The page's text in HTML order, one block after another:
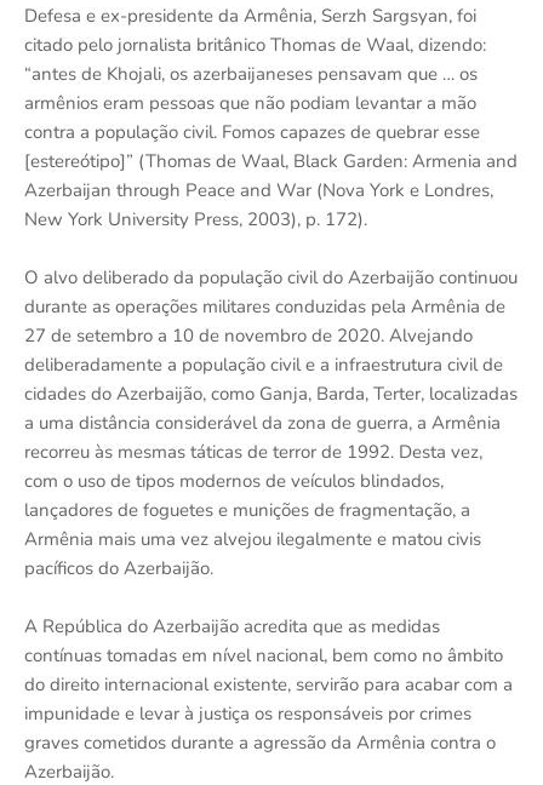
Defesa e ex-presidente da Armênia, Serzh Sargsyan, foi
citado pelo jornalista britânico Thomas de Waal, dizendo:
“antes de Khojali, os azerbaijaneses pensavam que … os
armênios eram pessoas que não podiam levantar a mão
contra a população civil. Fomos capazes de quebrar esse
[estereótipo]” (Thomas de Waal, Black Garden: Armenia and
Azerbaijan through Peace and War (Nova York e Londres,
New York University Press, 2003), p. 172).
O alvo deliberado da população civil do Azerbaijão continuou
durante as operações militares conduzidas pela Armênia de
27 de setembro a 10 de novembro de 2020. Alvejando
deliberadamente a população civil e a infraestrutura civil de
cidades do Azerbaijão, como Ganja, Barda, Terter, localizadas
a uma distância considerável da zona de guerra, a Armênia
recorreu às mesmas táticas de terror de 1992. Desta vez,
com o uso de tipos modernos de veículos blindados,
lançadores de foguetes e munições de fragmentação, a
Armênia mais uma vez alvejou ilegalmente e matou civis
pacíficos do Azerbaijão.
A República do Azerbaijão acredita que as medidas
contínuas tomadas em nível nacional, bem como no âmbito
do direito internacional existente, servirão para acabar com a
impunidade e levar à justiça os responsáveis por crimes
graves cometidos durante a agressão da Armênia contra o
Azerbaijão.